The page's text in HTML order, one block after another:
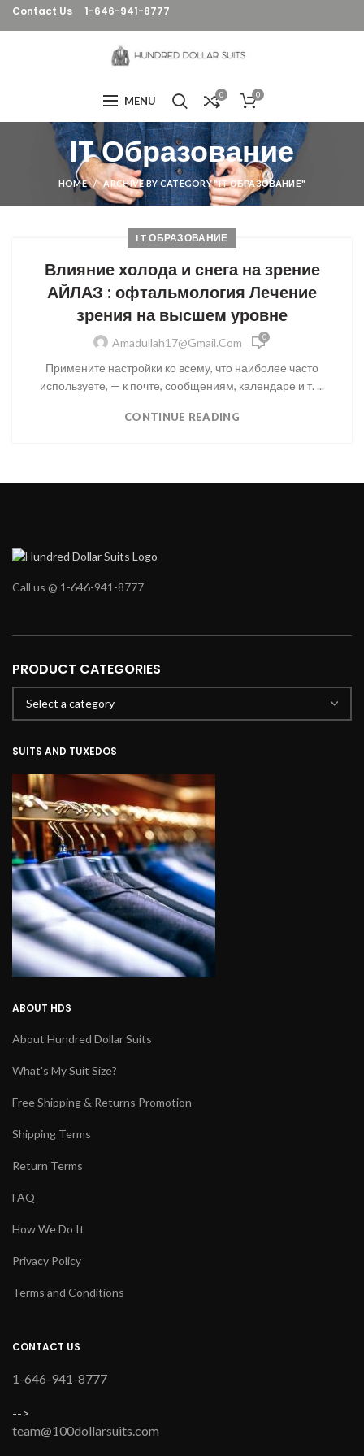
Contact Us 1-646-941-8777
MENU 0 0
IT Образование
HOME ARCHIVE BY CATEGORY "IT ОБРАЗОВАНИЕ"
IT ОБРАЗОВАНИЕ
Влияние холода и снега на зрение
АЙЛАЗ : офтальмология Лечение
зрения на высшем уровне
Amadullah17@gmail.com 0
Примените настройки ко всему, что наиболее часто
используете, — к почте, сообщениям, календаре и т. ...
CONTINUE READING
Call us @ 1-646-941-8777
PRODUCT CATEGORIES
SUITS AND TUXEDOS
ABOUT HDS
About Hundred Dollar Suits
What's My Suit Size?
Free Shipping & Returns Promotion
Shipping Terms
Return Terms
FAQ
How We Do It
Privacy Policy
Terms and Conditions
CONTACT US
1-646-941-8777
-->
team@100dollarsuits.com